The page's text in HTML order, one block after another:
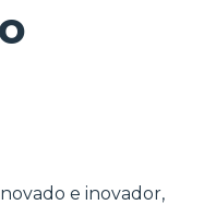
e inovador,